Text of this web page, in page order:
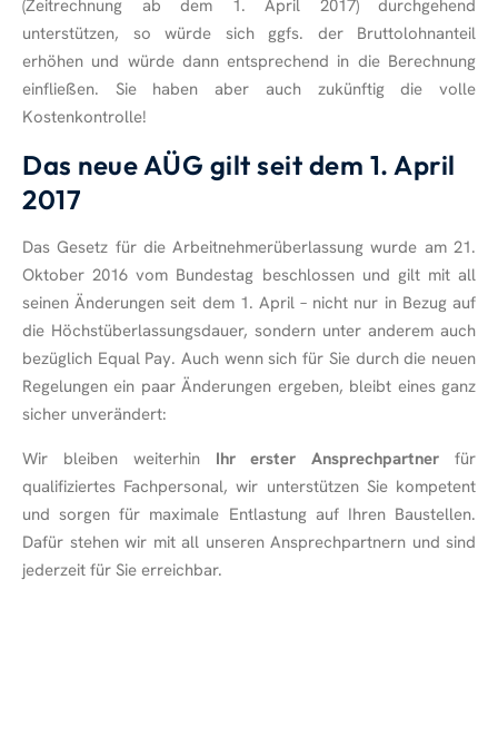
(Zeitrechnung ab dem 1. April 2017) durchgehend
unterstützen, so würde sich ggfs. der Bruttolohnanteil
erhöhen und würde dann entsprechend in die Berechnung
einfließen. Sie haben aber auch zukünftig die volle
Kostenkontrolle!
Das neue AÜG gilt seit dem 1. April
2017
Das Gesetz für die Arbeitnehmerüberlassung wurde am 21.
Oktober 2016 vom Bundestag beschlossen und gilt mit all
seinen Änderungen seit dem 1. April – nicht nur in Bezug auf
die Höchstüberlassungsdauer, sondern unter anderem auch
bezüglich Equal Pay. Auch wenn sich für Sie durch die neuen
Regelungen ein paar Änderungen ergeben, bleibt eines ganz
sicher unverändert:
Wir bleiben weiterhinIhr erster Ansprechpartner für
qualifiziertes Fachpersonal, wir unterstützen Sie kompetent
und sorgen für maximale Entlastung auf Ihren Baustellen.
Dafür stehen wir mit all unseren Ansprechpartnern und sind
jederzeit für Sie erreichbar.